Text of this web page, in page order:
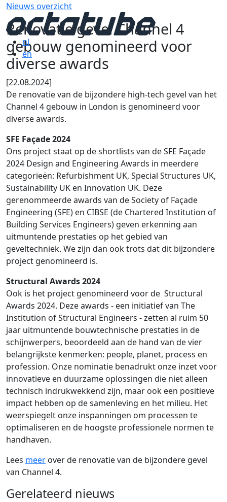
nl
en
Nieuws overzicht
Renovatie gevel Channel 4
gebouw genomineerd voor
diverse awards
[22.08.2024]
De renovatie van de bijzondere high-tech gevel van het
Channel 4 gebouw in London is genomineerd voor
diverse awards.
SFE Façade 2024
Ons project staat op de shortlists van de SFE Façade
2024 Design and Engineering Awards in meerdere
categorieën: Refurbishment UK, Special Structures UK,
Sustainability UK en Innovation UK. Deze
gerenommeerde awards van de Society of Façade
Engineering (SFE) en CIBSE (de Chartered Institution of
Building Services Engineers) geven erkenning aan
uitmuntende prestaties op het gebied van
geveltechniek. We zijn dan ook trots dat dit bijzondere
project genomineerd is.
Structural Awards 2024
Ook is het project genomineerd voor de Structural
Awards 2024. Deze awards - een initiatief van The
Institution of Structural Engineers - zetten al ruim 50
jaar uitmuntende bouwtechnische prestaties in de
schijnwerpers, beoordeeld aan de hand van de vier
belangrijkste kenmerken: people, planet, process en
profession. Onze nominatie benadrukt onze inzet voor
innovatieve en duurzame oplossingen die niet alleen
technisch indrukwekkend zijn, maar ook een positieve
impact hebben op de samenleving en het milieu. Het
weerspiegelt onze inspanningen om processen te
optimaliseren en de hoogste professionele normen te
handhaven.
Lees meer over de renovatie van de bijzondere gevel
van Channel 4.
Gerelateerd nieuws